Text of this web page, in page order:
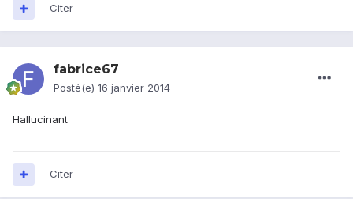
Citer
fabrice67
Posté(e) 16 janvier 2014
Hallucinant
Citer